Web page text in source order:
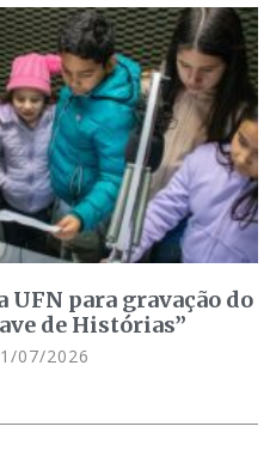
para gravação do
de Histórias”
07/2026